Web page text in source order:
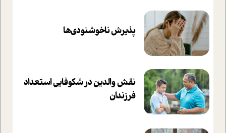
پذیرش ناخوشنودی‌ها
نقش والدین در شکوفا‌یی ا‌ستعداد
فرزندان‌